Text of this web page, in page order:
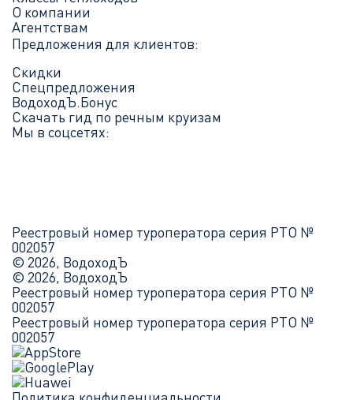
О компании
Агентствам
Предложения для клиентов:
Скидки
Спецпредложения
ВодоходЪ.Бонус
Скачать гид по речным круизам
Мы в соцсетях:
Реестровый номер туроператора серия РТО №
002057
© 2026, ВодоходЪ
© 2026, ВодоходЪ
Реестровый номер туроператора серия РТО №
002057
Реестровый номер туроператора серия РТО №
002057